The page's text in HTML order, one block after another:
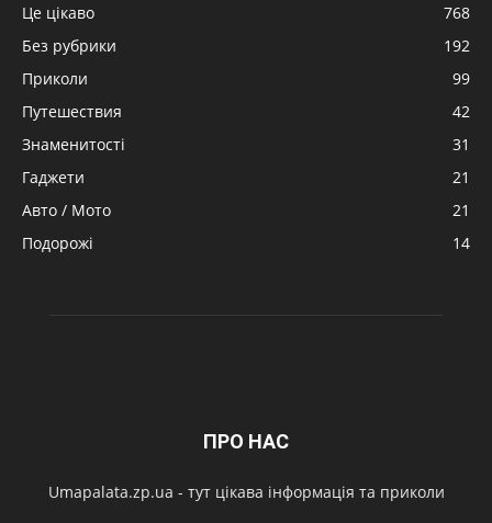
Це цікаво
768
Без рубрики
192
Приколи
99
Путешествия
42
Знаменитості
31
Гаджети
21
Авто / Мото
21
Подорожі
14
ПРО НАС
Umapalata.zp.ua - тут цікава інформація та приколи